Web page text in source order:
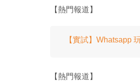
【熱門報道】
【實試】Whatsapp
【熱門報道】